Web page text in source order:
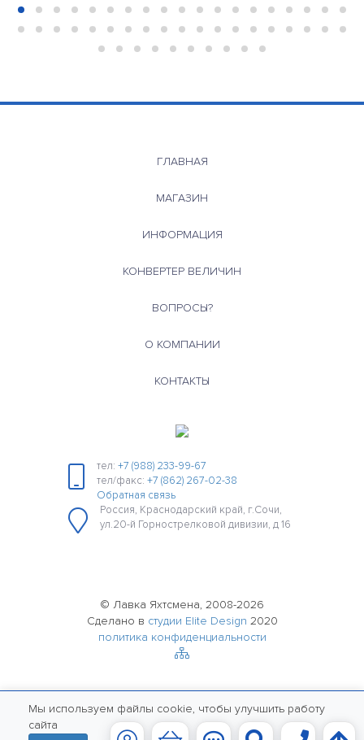
ГЛАВНАЯ
МАГАЗИН
ИНФОРМАЦИЯ
КОНВЕРТЕР ВЕЛИЧИН
ВОПРОСЫ?
О КОМПАНИИ
КОНТАКТЫ
тел: +7 (988) 233-99-67
тел/факс: +7 (862) 267-02-38
Обратная связь
Россия, Краснодарский край, г.Сочи,
ул.20-й Горнострелковой дивизии, д 16
© Лавка Яхтсмена, 2008-2026
Сделано в студии Elite Design 2020
политика конфиденциальности
Мы используем файлы cookie, чтобы улучшить работу
сайта